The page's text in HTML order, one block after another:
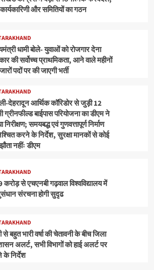
और समितियों का गठन
धामी बोले- युवाओं को रोजगार देना
की सर्वोच्च प्राथमिकता, आने वाले महीनों
पदों पर की जाएगी भर्ती
देहरादून आर्थिक कॉरिडोर से जुड़ी 12
ग्रीनफील्ड बाईपास परियोजना का डीएम ने
निरीक्षण; समयबद्ध एवं गुणवत्तापूर्ण निर्माण
करने के निर्देश, सुरक्षा मानकों से कोई
नहींः डीएम
करोड़ से एचएनबी गढ़वाल विश्वविद्यालय में
संरचना होगी सुदृढ
से बहुत भारी वर्षा की चेतावनी के बीच जिला
अलर्ट, सभी विभागों को हाई अलर्ट पर
के निर्देश